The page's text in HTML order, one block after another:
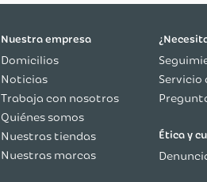
Nuestra empresa
Domicilios
Noticias
Trabaja con nosotros
Quiénes somos
Nuestras tiendas
Nuestras marcas
Servicio
Ética y